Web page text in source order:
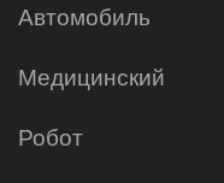
Автомобиль
Медицинский
Робот